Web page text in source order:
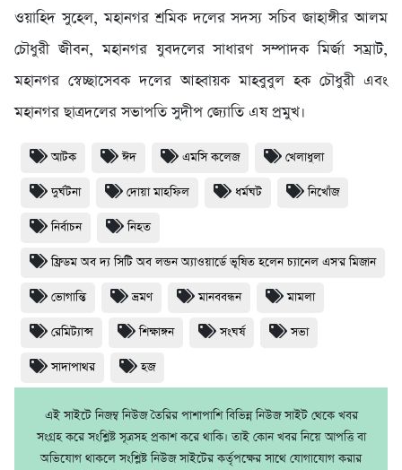
ওয়াহিদ সুহেল, মহানগর শ্রমিক দলের সদস্য সচিব জাহাঙ্গীর আলম
চৌধুরী জীবন, মহানগর যুবদলের সাধারণ সম্পাদক মির্জা সম্রাট,
মহানগর স্বেচ্ছাসেবক দলের আহ্বায়ক মাহবুবুল হক চৌধুরী এবং
মহানগর ছাত্রদলের সভাপতি সুদীপ জ্যোতি এষ প্রমুখ।
আটক ঈদ এমসি কলেজ খেলাধুলা
দুর্ঘটনা দোয়া মাহফিল ধর্মঘট নিখোঁজ
নির্বাচন নিহত
ফ্রিডম অব দ্য সিটি অব লন্ডন অ্যাওয়ার্ডে ভূষিত হলেন চ্যানেল এস'র মিজান
ভোগান্তি ভ্রমণ মানববন্ধন মামলা
রেমিট্যান্স শিক্ষাঙ্গন সংঘর্ষ সভা
সাদাপাথর হজ
এই সাইটে নিজম্ব নিউজ তৈরির পাশাপাশি বিভিন্ন নিউজ সাইট থেকে খবর
সংগ্রহ করে সংশ্লিষ্ট সূত্রসহ প্রকাশ করে থাকি। তাই কোন খবর নিয়ে আপত্তি বা
অভিযোগ থাকলে সংশ্লিষ্ট নিউজ সাইটের কর্তৃপক্ষের সাথে যোগাযোগ করার